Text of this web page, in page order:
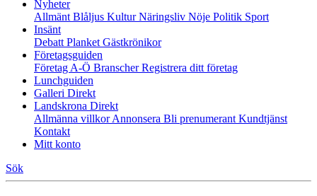
Nyheter
Allmänt Blåljus KulturNäringsliv Nöje Politik Sport
Insänt
Debatt Planket Gästkrönikor
Företagsguiden
Företag A-Ö BranscherRegistrera ditt företag
Lunchguiden
Galleri Direkt
Landskrona Direkt
Allmänna villkorAnnonsera Bli prenumerant Kundtjänst
Kontakt
Mitt konto
Sök